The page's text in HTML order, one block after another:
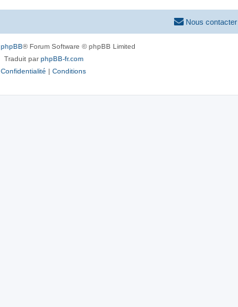
Nous contacter
phpBB® Forum Software © phpBB Limited
Traduit parphpBB-fr.com
Confidentialité | Conditions